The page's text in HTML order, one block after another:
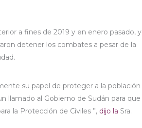
a fines de 2019 y en enero pasado, y
detener los combates a pesar de la
su papel de proteger a la población
llamado al Gobierno de Sudán para que
la Protección de Civiles ”, dijo la Sra.